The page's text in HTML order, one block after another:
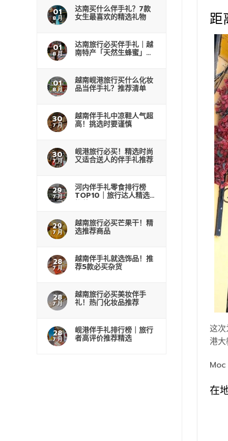
01
8 月
达南买什么伴手礼？7款
女生最喜欢的精选礼物
01
8 月
达南旅行必买伴手礼｜越
南特产「天然生蜂蜜」推
荐
01
8 月
越南岘港旅行买什么化妆
品当伴手礼？推荐清单
30
7 月
越南伴手礼中凉鞋人气超
高！挑选时要谨慎
30
7 月
岘港旅行必买！精选时尚
又适合送人的伴手礼推荐
29
7 月
河内伴手礼零食排行榜
TOP10｜旅行达人精选
推荐
29
7 月
越南旅行必买芒果干！精
选推荐商品
28
7 月
越南伴手礼就选饰品！推
荐5款必买杂货
28
7 月
越南旅行必买美妆伴手
礼！热门化妆品推荐
28
7 月
岘港伴手礼排行榜｜旅行
者高评价推荐精选
距
这
港
在